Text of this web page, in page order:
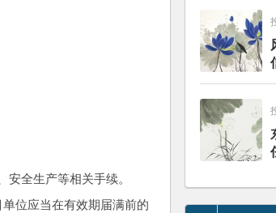
全生产等相关手续。
位应当在有效期届满前的